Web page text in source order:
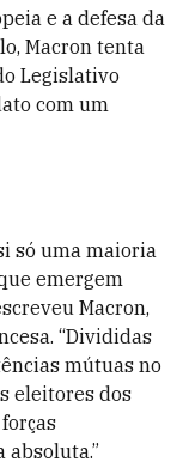
e a defesa da
Macron tenta
Legislativo
com um
só uma maioria
emergem
Macron,
“Divididas
mútuas no
eleitores dos